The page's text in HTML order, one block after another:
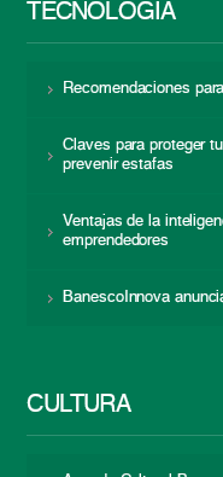
TECNOLOGÍA
Recomendaciones
Claves para proteger
prevenir estafas
Ventajas de la
emprendedores
BanescoInnova
CULTURA